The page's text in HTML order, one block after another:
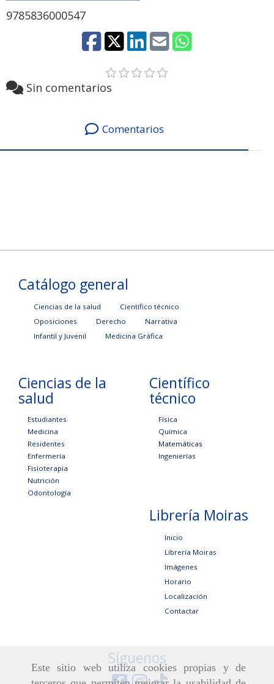
Este sitio web utiliza cookies propias y de
9785836000547
Sin comentarios
Comentarios
Catálogo general
Ciencias de la salud
Científico técnico
Oposiciones
Derecho
Narrativa
Infantil y Juvenil
Medicina Gráfica
Ciencias de la
salud
Estudiantes
Medicina
Residentes
Enfermería
Fisioterapia
Nutrición
Odontología
Científico
técnico
Física
Química
Matemáticas
Ingenierías
Librería Moiras
Inicio
Librería Moiras
Imágenes
Horario
Localización
Contactar
Síguenos